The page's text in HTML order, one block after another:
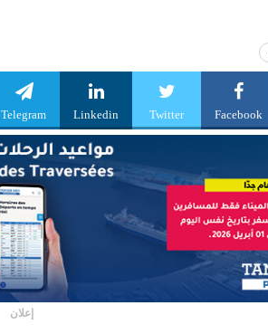
Facebook
Twitter
Linkedin
Telegram
إعلان